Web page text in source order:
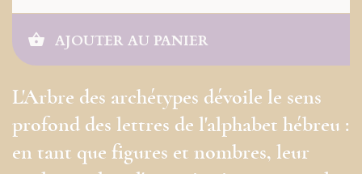
AJOUTER AU PANIER
L'Arbre des archétypes dévoile le sens
profond des lettres de l'alphabet hébreu :
en tant que figures et nombres, leur